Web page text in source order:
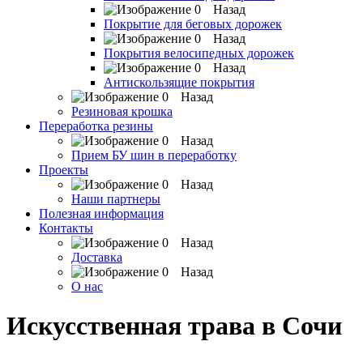
Назад
Покрытие для беговых дорожек
Назад
Покрытия велосипедных дорожек
Назад
Антискользящие покрытия
Назад
Резиновая крошка
Переработка резины
Назад
Прием БУ шин в переработку
Проекты
Назад
Наши партнеры
Полезная информация
Контакты
Назад
Доставка
Назад
О нас
Искусственная трава в Сочи